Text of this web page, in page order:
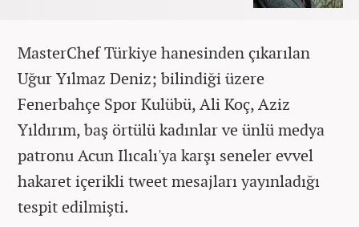
MasterChef Türkiye hanesinden çıkarılan
Uğur Yılmaz Deniz; bilindiği üzere
Fenerbahçe Spor Kulübü, Ali Koç, Aziz
Yıldırım, baş örtülü kadınlar ve ünlü medya
patronu Acun Ilıcalı'ya karşı seneler evvel
hakaret içerikli tweet mesajları yayınladığı
tespit edilmişti.